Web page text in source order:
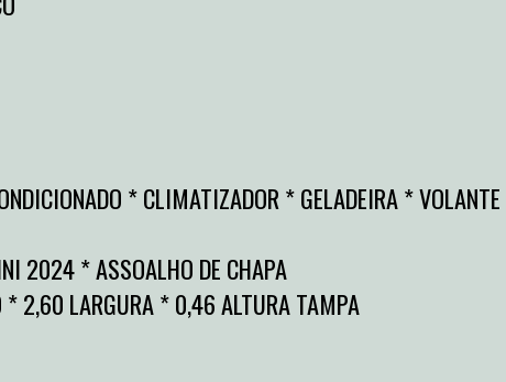
* CLIMATIZADOR * GELADEIRA *
2024 * ASSOALHO DE CHAPA
2,60 LARGURA * 0,46 ALTURA TAMPA